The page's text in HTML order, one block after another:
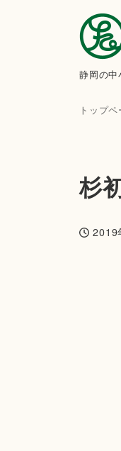
静岡の
トップペ
杉
投稿日
2019